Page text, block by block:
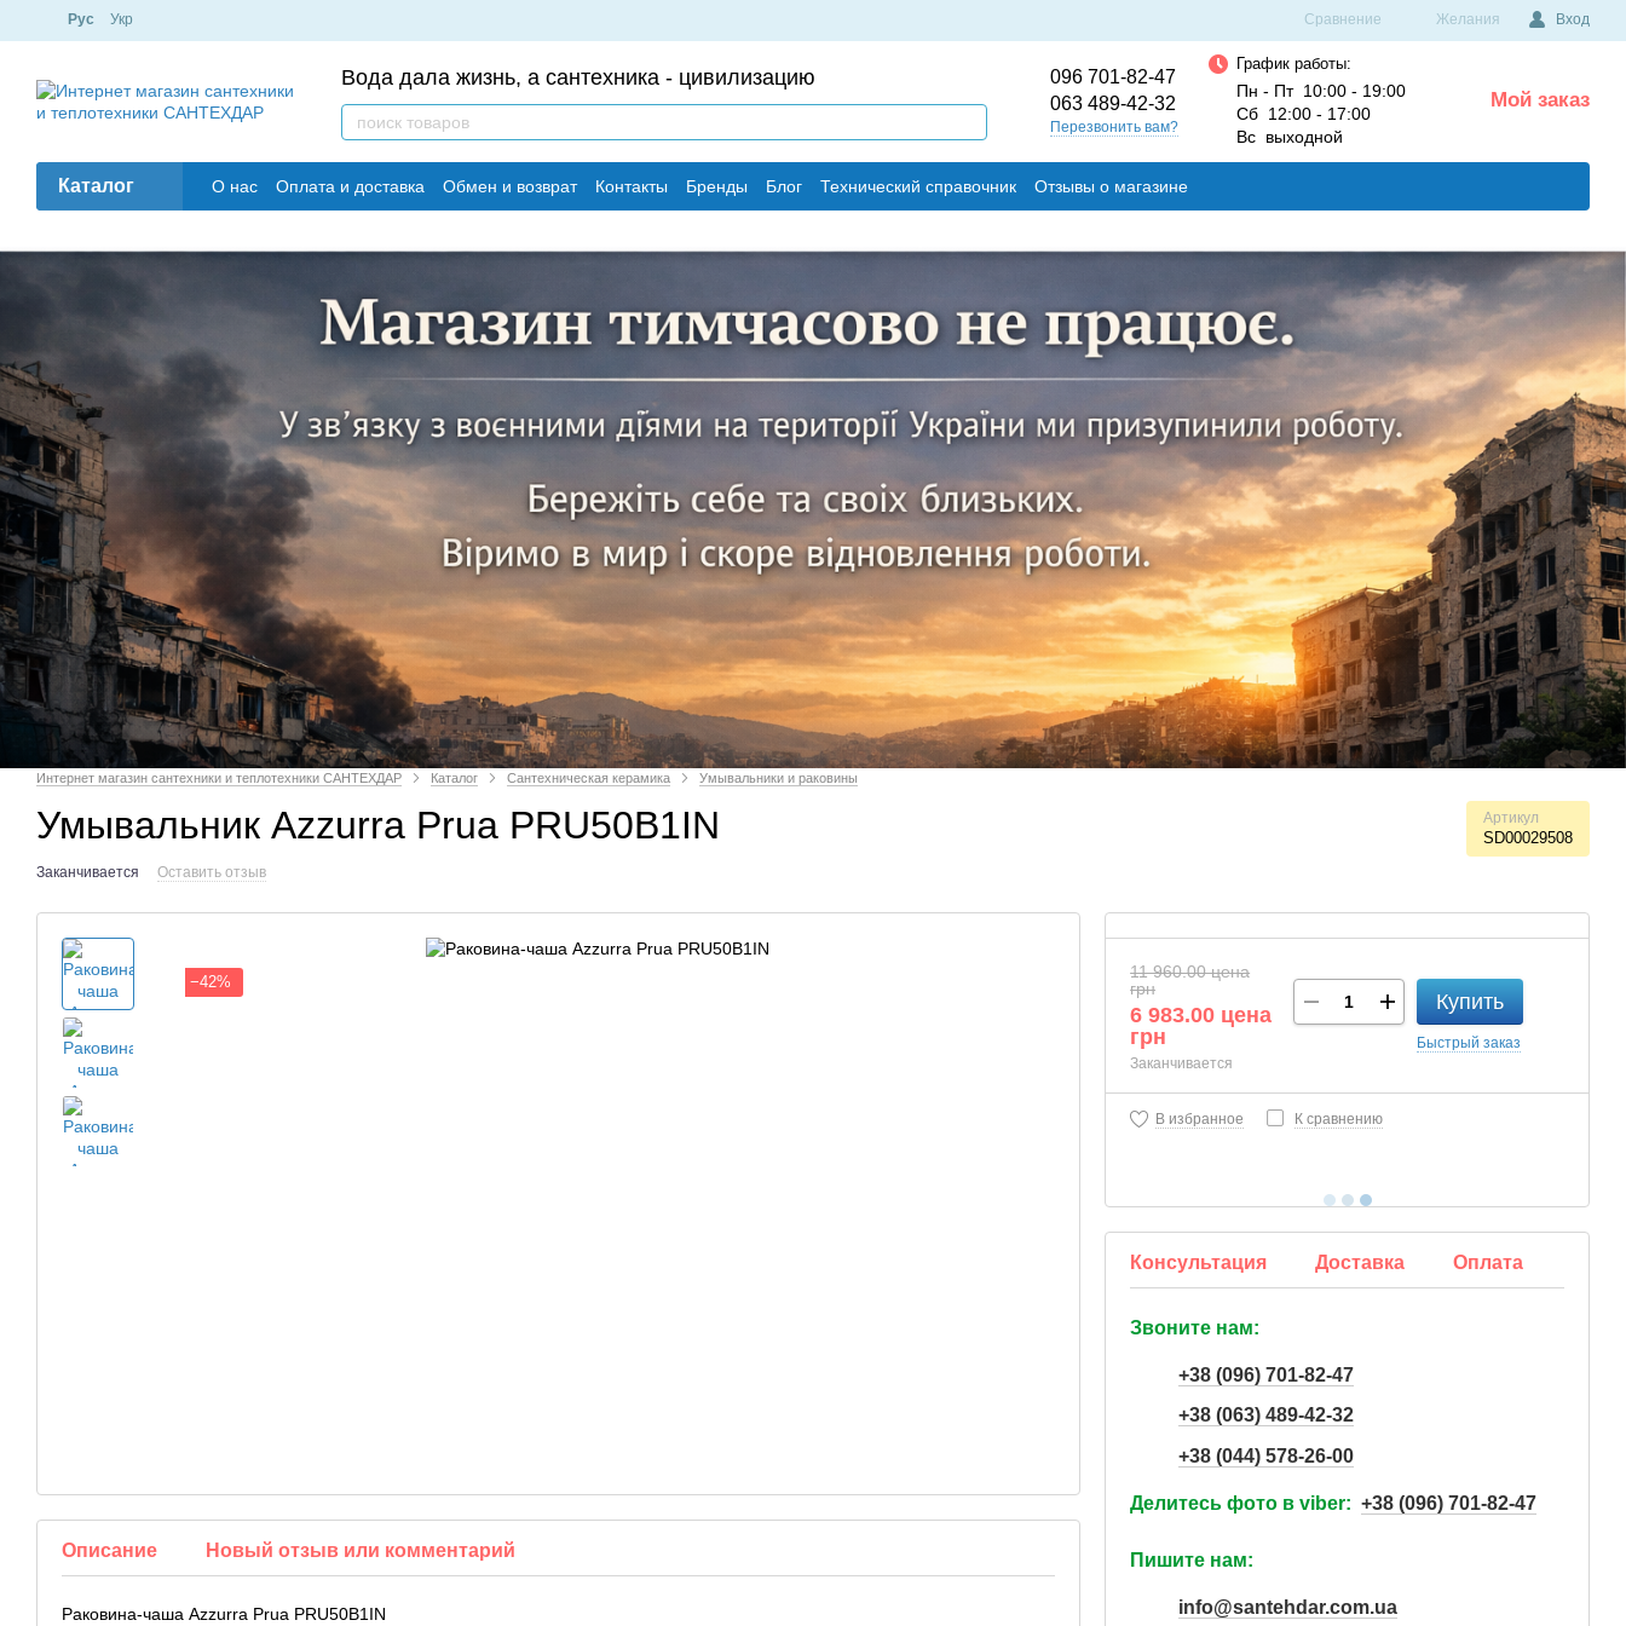
Рус Укр Сравнение Желания Вход
Вода дала жизнь, а сантехника - цивилизацию
096 701-82-47
063 489-42-32
Перезвонить вам?
График работы:
Пн - Пт 10:00 - 19:00
Сб 12:00 - 17:00
Вс выходной
Мой заказ
Каталог О нас Оплата и доставка Обмен и возврат Контакты Бренды Блог Технический справочник Отзывы о магазине
Интернет магазин сантехники и теплотехники САНТЕХДАР Каталог Сантехническая керамика Умывальники и раковины
Умывальник Azzurra Prua PRU50B1IN Артикул
SD00029508
Заканчивается Оставить отзыв
−42%
Описание Новый отзыв или комментарий
Раковина-чаша Azzurra Prua PRU50B1IN
11 960.00 цена
грн
6 983.00 цена
грн
Заканчивается
Купить
Быстрыйзаказ
В избранное К сравнению
Консультация Доставка Оплата
Звоните нам:
+38 (096) 701-82-47
+38 (063) 489-42-32
+38 (044) 578-26-00
Делитесь фото в viber:+38 (096) 701-82-47
Пишите нам:
info@santehdar.com.ua